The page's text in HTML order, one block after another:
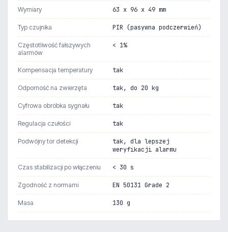
Wymiary 63 x 96 x 49 mm
Typ czujnika PIR (pasywna podczerwień)
Częstotliwość fałszywych
alarmów
< 1%
Kompensacja temperatury tak
Odporność na zwierzęta tak, do 20 kg
Cyfrowa obróbka sygnału tak
Regulacja czułości tak
Podwójny tor detekcji
tak, dla lepszej
weryfikacji alarmu
Czas stabilizacji po włączeniu < 30 s
Zgodność z normami EN 50131 Grade 2
Masa 130 g